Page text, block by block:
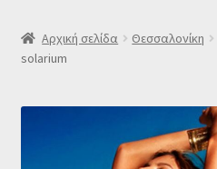
SLIDERΑρχική σελίδα Θεσσαλονίκη
solarium